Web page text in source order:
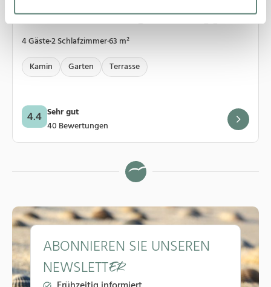
08/4 LH Isernhagenhof, App.4
4 Gäste·2 Schlafzimmer·63 m²
Kamin
Garten Terrasse
4.4 Sehr gut
40 Bewertungen
ABONNIEREN SIE UNSEREN
NEWSLETT